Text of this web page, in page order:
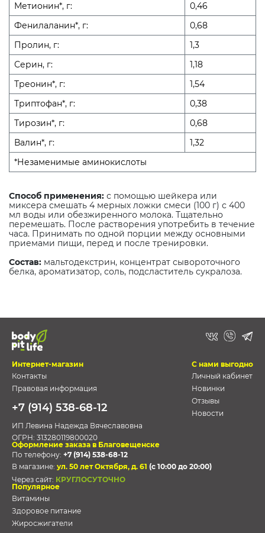
Метионин*, г:
0,46
Фенилаланин*, г:
0,68
Пролин, г:
1,3
Серин, г:
1,18
Треонин*, г:
1,54
Триптофан*, г:
0,38
Тирозин*, г:
0,68
Валин*, г:
1,32
*Незаменимые аминокислоты
Способ применения: с помощью шейкера или
миксера смешать 4 мерных ложки смеси (100 г) с 400
мл воды или обезжиренного молока. Тщательно
перемешать. После растворения употребить в течение
часа. Принимать по одной порции между основными
приемами пищи, перед и после тренировки.
Состав: мальтодекстрин, концентрат сывороточного
белка, ароматизатор, соль, подсластитель сукралоза.
Интернет-магазин
Контакты
Правовая информация
+7 (914) 538-68-12
ИП Левина Надежда Вячеславовна
ОГРН: 313280119800020
С нами выгодно
Личный кабинет
Новинки
Отзывы
Новости
Оформление заказа в Благовещенске
По телефону: +7 (914) 538-68-12
В магазине: ул. 50 лет Октября, д. 61 (с 10:00 до 20:00)
Через сайт: КРУГЛОСУТОЧНО
Популярное
Витамины
Здоровое питание
Жиросжигатели